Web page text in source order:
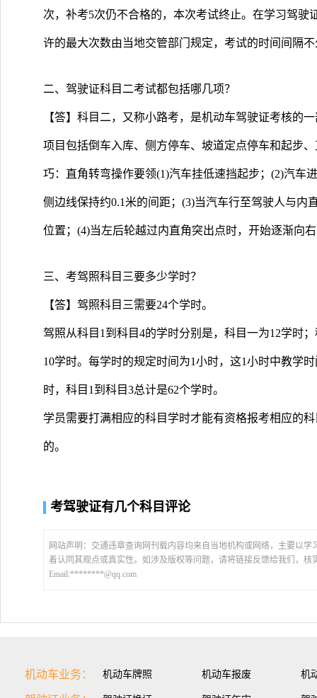
次，补考5次仍不合格的，本次考试终止。在学习驾
许的最大次数由当地交管部门规定，考试的时间间隔不
二、驾驶证科目二考试都包括哪几项？
【答】科目二，又称小路考，是机动车驾驶证考核的
项目包括倒车入库、侧方停车、坡道定点停车和起步
巧：直角转弯操作要领(1)汽车挂低速挡起步；(2)汽车
侧边线保持约0.1米的间距；(3)当汽车行至驾驶人与内
位置；(4)当左后轮越过内直角突出点时，开始逐渐向
三、考驾照科目三要多少学时？
【答】驾照科目三需要24个学时。
驾照从科目1到科目4的学时分别是，科目一为12学时
10学时。每学时的规定时间为1小时，这1小时中教学
时，科目1到科目3总计是62个学时。
学员需要打满相应的科目学时才能有资格报考相应的
的。
考驾驶证有几个科目评论
网站声明：交通违章查询网刊载内容均来自当地机构或网络，主要以
着认同其观点或真实性。如涉及版权等问题，请将链接反馈给我们，核
Email:********@qq.com
机动车业务： 机动车牌照 机动车报废 机